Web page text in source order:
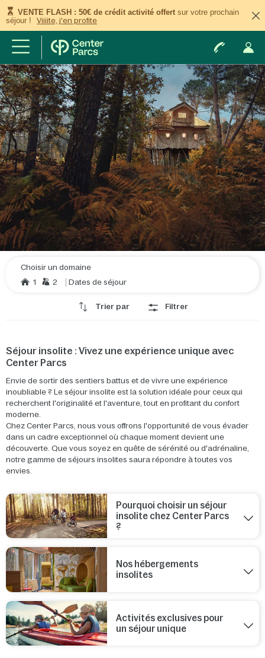
VENTE FLASH : 50€ de crédit activité offert sur votre prochain
séjour !
Viiiite, j'en profite
Choisir un domaine
1
2 Dates de séjour
Trier par Filtrer
Séjour insolite : Vivez une expérience unique avec
Center Parcs
Envie de sortir des sentiers battus et de vivre une expérience
inoubliable ? Le séjour insolite est la solution idéale pour ceux qui
recherchent l'originalité et l'aventure, tout en profitant du confort
moderne.
Chez Center Parcs, nous vous offrons l'opportunité de vous évader
dans un cadre exceptionnel où chaque moment devient une
découverte. Que vous soyez en quête de sérénité ou d'adrénaline,
notre gamme de séjours insolites saura répondre à toutes vos
envies.
Pourquoi choisir un séjour
insolite chez Center Parcs
?
Nos hébergements
insolites
Activités exclusives pour
un séjour unique